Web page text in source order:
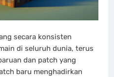
secara konsisten
di seluruh dunia, terus
dan patch yang
baru menghadirkan